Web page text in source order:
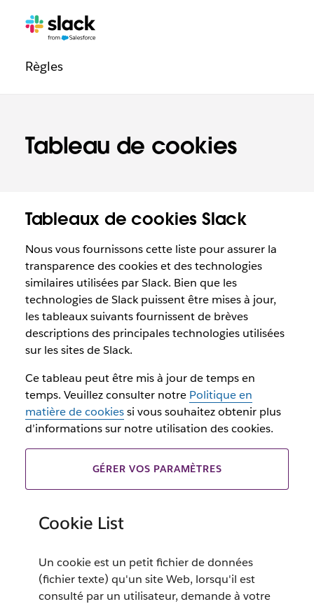
Tableau de cookies
Navigation
légale
Pages
Règlessupplémentaires
Tableaux de cookies Slack
Nous vous fournissons cette liste pour assurer la
transparence des cookies et des technologies
similaires utilisées par Slack. Bien que les
technologies de Slack puissent être mises à jour,
les tableaux suivants fournissent de brèves
descriptions des principales technologies utilisées
sur les sites de Slack.
Ce tableau peut être mis à jour de temps en
temps. Veuillez consulter notre Politique en
matière de cookiessi vous souhaitez obtenir plus
d’informations sur notre utilisation des cookies.
GÉRER VOS PARAMÈTRES
Cookie List
Un cookie est un petit fichier de données
(fichier texte) qu'un site Web, lorsqu'il est
consulté par un utilisateur, demande à votre